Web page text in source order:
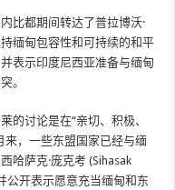
比都期间转达了普拉博沃·
缅甸包容性和可持续的和平
表示印度尼西亚准备与缅甸
。
的讨论是在“亲切、积极、
来，一些东盟国家已经与缅
哈萨克·庞克考 (Sihasak
公开表示愿意充当缅甸和东